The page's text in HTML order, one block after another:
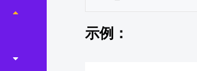
示例：